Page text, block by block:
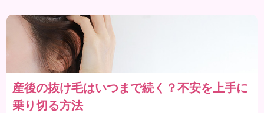
産後の抜け毛はいつまで続く？不安を上手に
乗り切る方法